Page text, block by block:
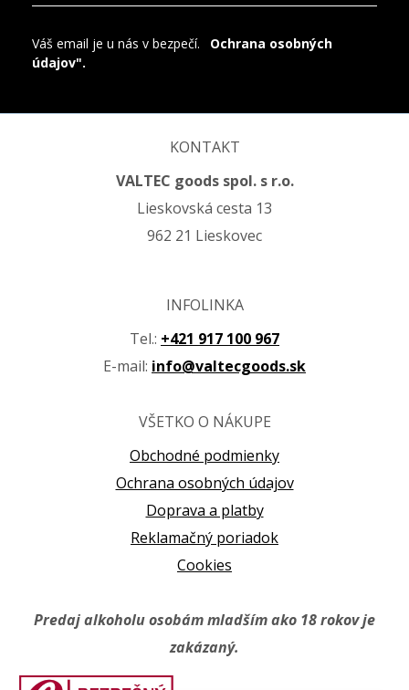
Váš email je u nás v bezpečí.
Ochrana osobných
údajov".
KONTAKT
VALTEC goods spol. s r.o.
Lieskovská cesta 13
962 21 Lieskovec
INFOLINKA
Tel.: +421 917 100 967
E-mail: info@valtecgoods.sk
VŠETKO O NÁKUPE
Obchodné podmienky
Ochrana osobných údajov
Doprava a platby
Reklamačný poriadok
Cookies
Predaj alkoholu osobám mladším ako 18 rokov je
zakázaný.